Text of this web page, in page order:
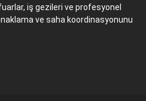
iş gezileri ve profesyonel
ve saha koordinasyonunu